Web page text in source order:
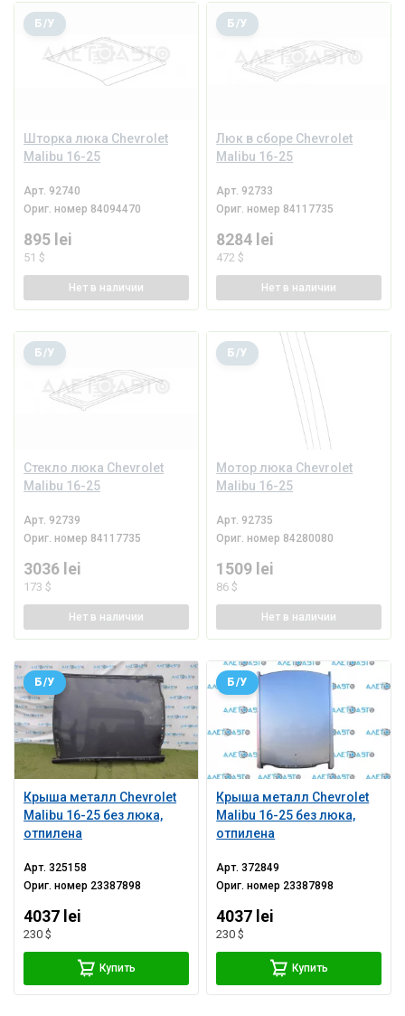
Шторка люка Chevrolet
Malibu 16-25
Б/У
Арт. 92740
Ориг. номер 84094470
895 lei
51 $
Нет в наличии
Люк в сборе Chevrolet
Malibu 16-25
Б/У
Арт. 92733
Ориг. номер 84117735
8284 lei
472 $
Нет в наличии
Стекло люка Chevrolet
Malibu 16-25
Б/У
Арт. 92739
Ориг. номер 84117735
3036 lei
173 $
Нет в наличии
Мотор люка Chevrolet
Malibu 16-25
Б/У
Арт. 92735
Ориг. номер 84280080
1509 lei
86 $
Нет в наличии
Крыша металл Chevrolet
Malibu 16-25 без люка,
отпилена
Б/У
Арт.325158
Ориг. номер 23387898
4037 lei
230 $
Купить
Крыша металл Chevrolet
Malibu 16-25 без люка,
отпилена
Б/У
Арт.372849
Ориг. номер 23387898
4037 lei
230 $
Купить